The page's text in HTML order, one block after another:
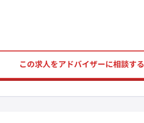
この求人をアドバイザーに相談する